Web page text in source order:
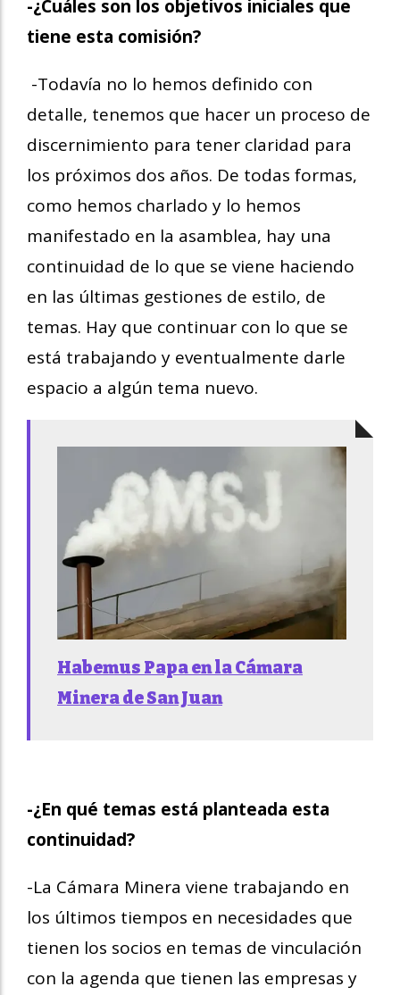
-¿Cuáles son los objetivos iniciales que
tiene esta comisión?
-Todavía no lo hemos definido con
detalle, tenemos que hacer un proceso de
discernimiento para tener claridad para
los próximos dos años. De todas formas,
como hemos charlado y lo hemos
manifestado en la asamblea, hay una
continuidad de lo que se viene haciendo
en las últimas gestiones de estilo, de
temas. Hay que continuar con lo que se
está trabajando y eventualmente darle
espacio a algún tema nuevo.
Habemus Papa en la Cámara
Minera de San Juan
-¿En qué temas está planteada esta
continuidad?
-La Cámara Minera viene trabajando en
los últimos tiempos en necesidades que
tienen los socios en temas de vinculación
con la agenda que tienen las empresas y